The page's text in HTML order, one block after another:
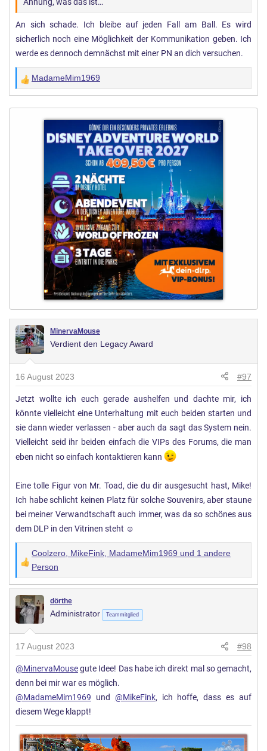
Ahnung, was das ist…
An sich schade. Ich bleibe auf jeden Fall am Ball. Es wird
sicherlich noch eine Möglichkeit der Kommunikation geben. Ich
werde es dennoch demnächst mit einer PN an dich versuchen.
W
e
r
MadameMim1969
MinervaMouse
Verdient den Legacy Award
16 August 2023 #97
Jetzt wollte ich euch gerade aushelfen und dachte mir, ich
könnte vielleicht eine Unterhaltung mit euch beiden starten und
sie dann wieder verlassen - aber auch da sagt das System nein.
Vielleicht seid ihr beiden einfach die VIPs des Forums, die man
eben nicht so einfach kontaktieren kann
Eine tolle Figur von Mr. Toad, die du dir ausgesucht hast, Mike!
Ich habe schlicht keinen Platz für solche Souvenirs, aber staune
bei meiner Verwandtschaft auch immer, was da so schönes aus
dem DLP in den Vitrinen steht ☺
W
e
r
t
u
n
g
n
Coolzero MikeFink MadameMim1969 und 1 andere
Person
dörthe
Administrator Teammitglied
17 August 2023 #98
@MinervaMousegute Idee! Das habe ich direkt mal so gemacht,
denn bei mir war es möglich.
@MadameMim1969 und @MikeFink, ich hoffe, dass es auf
diesem Wege klappt!